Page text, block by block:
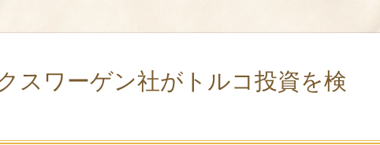
スワーゲン社がトルコ投資を検